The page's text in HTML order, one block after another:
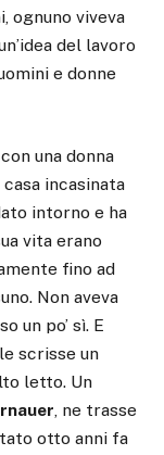
ognuno viveva
del lavoro
e donne
una donna
incasinata
intorno e ha
vita erano
fino ad
Non aveva
un po’ sì. E
scrisse un
letto. Un
, ne trasse
otto anni fa